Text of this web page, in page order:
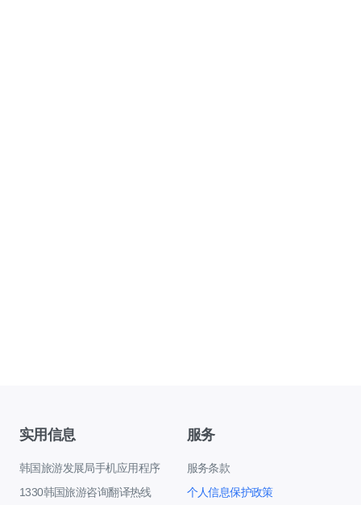
实用信息
韩国旅游发展局手机应用程序
1330韩国旅游咨询翻译热线
服务
服务条款
个人信息保护政策